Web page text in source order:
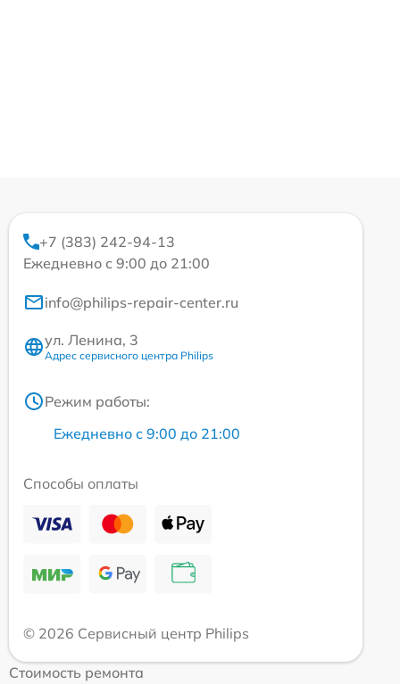
+7 (383) 242-94-13
Ежедневно с 9:00 до 21:00
info@philips-repair-center.ru
ул. Ленина, 3
Адрес сервисного центра Philips
Режим работы:
Ежедневно с 9:00 до 21:00
Способы оплаты
© 2026 Сервисный центр Philips
Стоимость ремонта